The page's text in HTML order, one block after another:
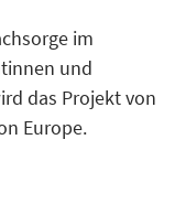
im
und
das Projekt von
Europe.